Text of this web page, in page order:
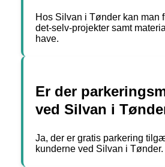
Hos Silvan i Tønder kan man
det-selv-projekter samt
have.
Er der
ved Silvan i
Ja, der er gratis parkering
kunderne ved Silvan i Tønder.